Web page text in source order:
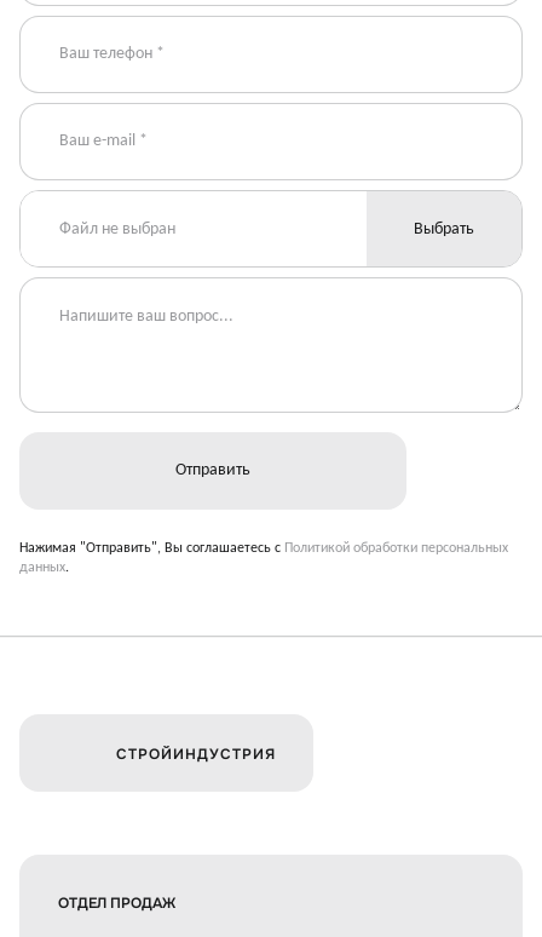
Файл не выбран Выбрать
Нажимая "Отправить", Вы соглашаетесь с Политикой обработки персональных
данных.
СТРОЙИНДУСТРИЯ
ОТДЕЛ ПРОДАЖ